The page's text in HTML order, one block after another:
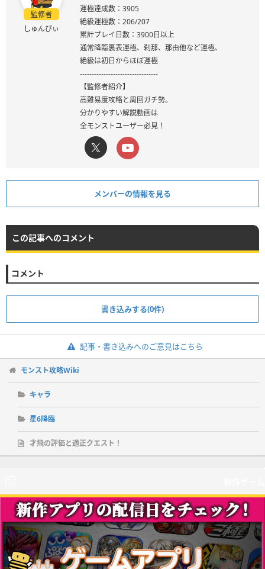
監修者
しゅんぴぃ
運極達成数：3905
絶級運極数：206/207
累計プレイ日数：3900日以上
通常降臨裏表運極、刹那、那由他など運極、
絶級は初日からほぼ運極
---------------------------------
【監修者紹介】
高難易度攻略と周回ガチ勢。
分かりやすい解説動画は
全モンストユーザー必見！
メンバーの情報を見る
この記事へのコメント
コメント
書き込みする(0件)
記事・書き込みへのご意見はこちら
モンスト攻略Wiki
キャラ
星6降臨
才飛の評価と適正クエスト！